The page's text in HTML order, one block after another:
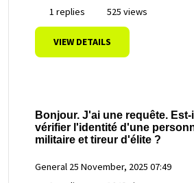
1 replies
525 views
VIEW DETAILS
Bonjour. J'ai une requête.
vérifier l'identité d'une
militaire et tireur d'élite ?
General 25 November, 2025 07:49